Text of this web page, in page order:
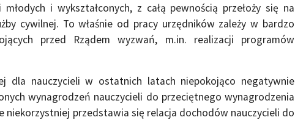
i wykształconych, z całą pewnością przełoży się na
cywilnej. To właśnie od pracy urzędników zależy w bardzo
przed Rządem wyzwań, m.in. realizacji programów
dla nauczycieli w ostatnich latach niepokojąco negatywnie
wynagrodzeń nauczycieli do przeciętnego wynagrodzenia
niekorzystniej przedstawia się relacja dochodów nauczycieli do